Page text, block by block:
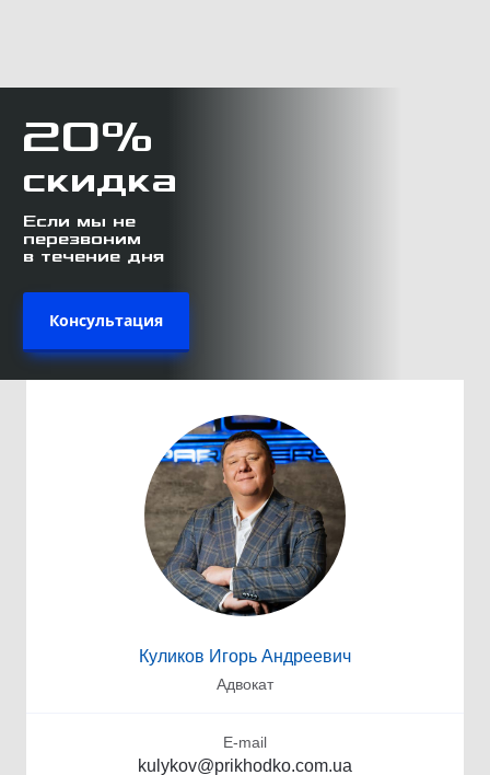
Куликов Игорь Андреевич
Адвокат
E-mail
kulykov@prikhodko.com.ua
20%
скидка
Если мы не
перезвоним
в течение дня
Консультация